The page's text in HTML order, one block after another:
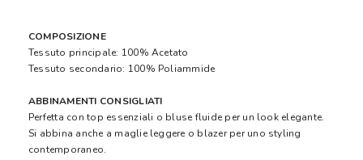
COMPOSIZIONE
Tessuto principale: 100% Acetato
Tessuto secondario: 100% Poliammide
ABBINAMENTI CONSIGLIATI
Perfetta con top essenziali o bluse fluide per un look elegante.
Si abbina anche a maglie leggere o blazer per uno styling
contemporaneo.